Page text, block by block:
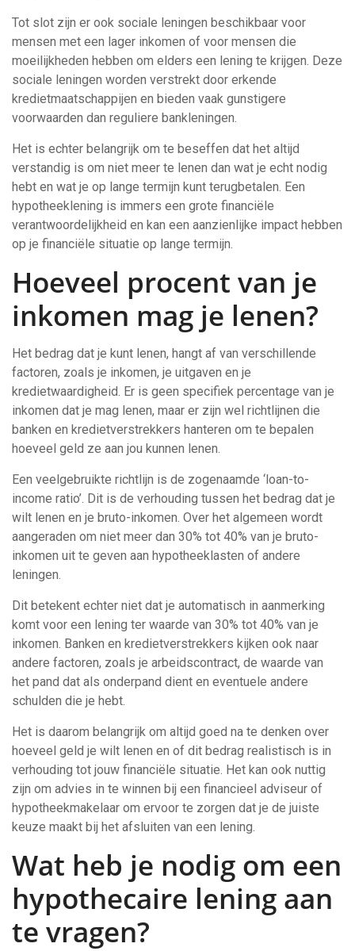
Tot slot zijn er ook sociale leningen beschikbaar voor
mensen met een lager inkomen of voor mensen die
moeilijkheden hebben om elders een lening te krijgen. Deze
sociale leningen worden verstrekt door erkende
kredietmaatschappijen en bieden vaak gunstigere
voorwaarden dan reguliere bankleningen.
Het is echter belangrijk om te beseffen dat het altijd
verstandig is om niet meer te lenen dan wat je echt nodig
hebt en wat je op lange termijn kunt terugbetalen. Een
hypotheeklening is immers een grote financiële
verantwoordelijkheid en kan een aanzienlijke impact hebben
op je financiële situatie op lange termijn.
Hoeveel procent van je
inkomen mag je lenen?
Het bedrag dat je kunt lenen, hangt af van verschillende
factoren, zoals je inkomen, je uitgaven en je
kredietwaardigheid. Er is geen specifiek percentage van je
inkomen dat je mag lenen, maar er zijn wel richtlijnen die
banken en kredietverstrekkers hanteren om te bepalen
hoeveel geld ze aan jou kunnen lenen.
Een veelgebruikte richtlijn is de zogenaamde ‘loan-to-
income ratio’. Dit is de verhouding tussen het bedrag dat je
wilt lenen en je bruto-inkomen. Over het algemeen wordt
aangeraden om niet meer dan 30% tot 40% van je bruto-
inkomen uit te geven aan hypotheeklasten of andere
leningen.
Dit betekent echter niet dat je automatisch in aanmerking
komt voor een lening ter waarde van 30% tot 40% van je
inkomen. Banken en kredietverstrekkers kijken ook naar
andere factoren, zoals je arbeidscontract, de waarde van
het pand dat als onderpand dient en eventuele andere
schulden die je hebt.
Het is daarom belangrijk om altijd goed na te denken over
hoeveel geld je wilt lenen en of dit bedrag realistisch is in
verhouding tot jouw financiële situatie. Het kan ook nuttig
zijn om advies in te winnen bij een financieel adviseur of
hypotheekmakelaar om ervoor te zorgen dat je de juiste
keuze maakt bij het afsluiten van een lening.
Wat heb je nodig om een
hypothecaire lening aan
te vragen?